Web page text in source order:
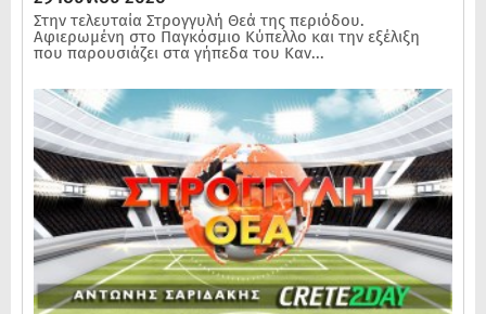
Στην τελευταία Στρογγυλή Θεά της περιόδου.
Αφιερωμένη στο Παγκόσμιο Κύπελλο και την εξέλιξη
που παρουσιάζει στα γήπεδα του Καν...